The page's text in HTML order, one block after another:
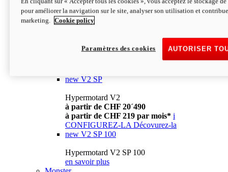
à partir de CHF 13´990 i
CONFIGUREZ-LA Décovurez-la
newV2
à partir de CHF 15´990
à partir de CHF 169 par mois* i
new V2 SP
Hypermotard V2
à partir de CHF 20´490
à partir de CHF 219 par mois* i
CONFIGUREZ-LA Décovurez-la
new V2 SP 100
Hypermotard V2 SP 100
en savoir plus
pour améliorer la navigation sur le site, analyser son utilisation et
marketing.
Cookie policy
AUTORISER
Paramètres des cookies